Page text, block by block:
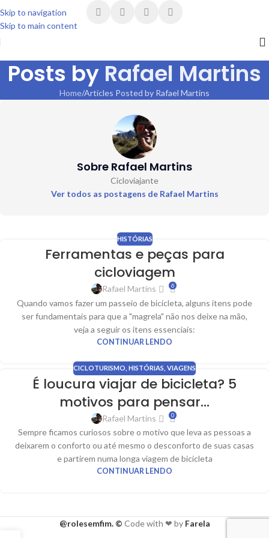
Skip to navigation
Skip to main content
Posts by Rafael Martins
Home Articles Posted by Rafael Martins
Sobre Rafael Martins
Cicloviajante
Ver todos as postagens de Rafael Martins
HISTÓRIAS
Ferramentas e peças para
cicloviagem
Rafael Martins 6
Quando vamos fazer um passeio de bicicleta, alguns itens pode
ser fundamentais para que a "magrela" não nos deixe na mão,
veja a seguir os itens essenciais:
CONTINUAR LENDO
CICLOTURISMO HISTÓRIAS VIAGENS
É loucura viajar de bicicleta? 5
motivos para pensar…
Rafael Martins 0
Sempre ficamos curiosos sobre o motivo que leva as pessoas a
deixarem o conforto ou até mesmo o desconforto de suas casas
e partirem numa longa viagem de bicicleta
CONTINUAR LENDO
@rolesemfim. © Code with ❤ by Farela